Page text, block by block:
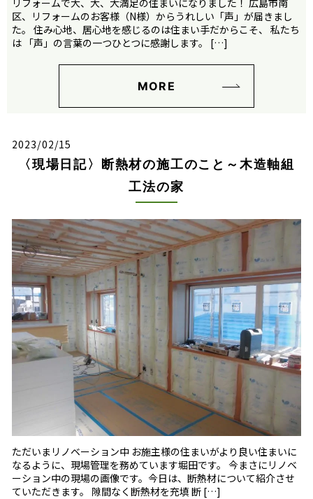
区、リフォームのお客様（N様）からうれしい「声」が届きまし
た。 住み心地、居心地を感じるのは住まい手だからこそ、 私たち
は 「声」の言葉の一つひとつに感謝します。 […]
MORE
2023/02/15
〈現場日記〉断熱材の施工のこと～木造軸組
工法の家
ただいまリノベーション中 お施主様の住まいがより良い住まいに
なるように、現場管理を務めています堀田です。 今まさにリノベ
ーション中の現場の画像です。今日は、断熱材について紹介させ
ていただきます。 隙間なく断熱材を充填 断 […]